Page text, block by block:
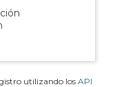
utilizando los API